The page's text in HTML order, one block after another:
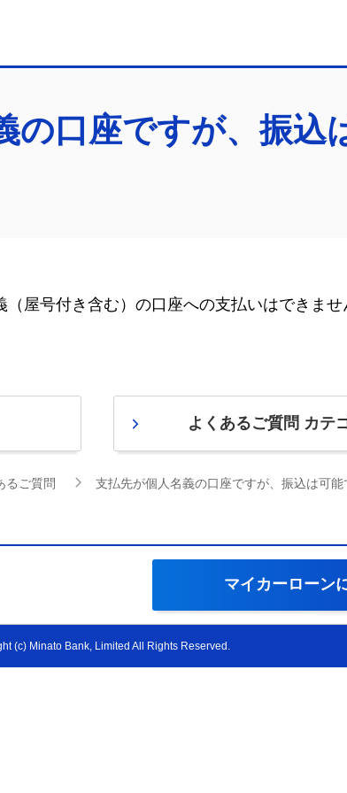
の口座ですが、振込
屋号付き含む）の口座への支払いはできま
よくあるご質問 カテ
るご質問 支払先が個人名義の口座ですが、振込は可能
マイカーローン
(c) Minato Bank, Limited All Rights Reserved.